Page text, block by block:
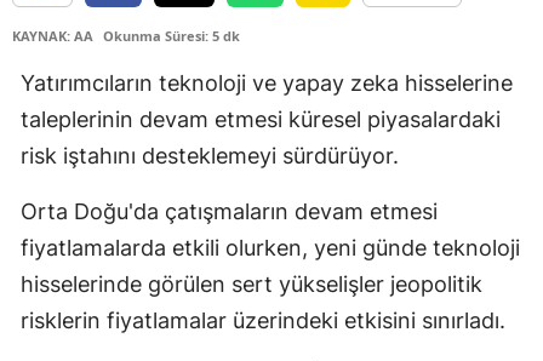
Diyarbakır
Edirne
Erzurum
Eskişehir
KAYNAK: AA Okunma Süresi: 5 dk
Yatırımcıların teknoloji ve yapay zeka hisselerine
taleplerinin devam etmesi küresel piyasalardaki
risk iştahını desteklemeyi sürdürüyor.
Orta Doğu'da çatışmaların devam etmesi
fiyatlamalarda etkili olurken, yeni günde teknoloji
hisselerinde görülen sert yükselişler jeopolitik
risklerin fiyatlamalar üzerindeki etkisini sınırladı.